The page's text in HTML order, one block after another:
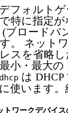
フォルトゲ
特に指定
(ブロードバ
。
ネット
レスを省略
小・最大
dhcp は
使います
トワークデバイ